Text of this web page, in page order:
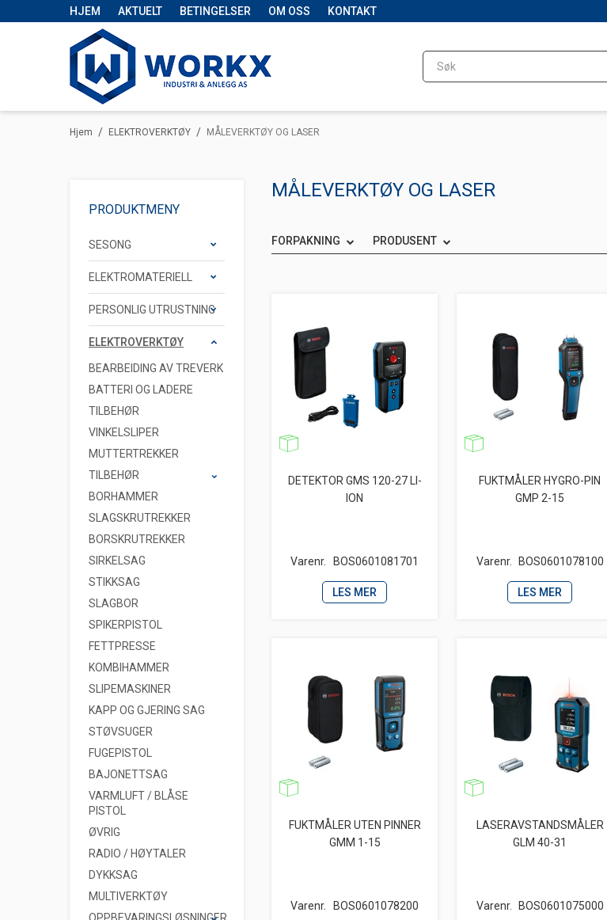
HJEM AKTUELT BETINGELSER OM OSS KONTAKT
/
Hjem /
ELEKTROVERKTØY MÅLEVERKTØY OG LASER
PRODUKTMENY
SESONG
ELEKTROMATERIELL
PERSONLIG UTRUSTNING
ELEKTROVERKTØY
BEARBEIDING AV TREVERK
BATTERI OG LADERE
TILBEHØR
VINKELSLIPER
MUTTERTREKKER
TILBEHØR
BORHAMMER
SLAGSKRUTREKKER
BORSKRUTREKKER
SIRKELSAG
STIKKSAG
SLAGBOR
SPIKERPISTOL
FETTPRESSE
KOMBIHAMMER
SLIPEMASKINER
KAPP OG GJERING SAG
STØVSUGER
FUGEPISTOL
BAJONETTSAG
VARMLUFT / BLÅSE
PISTOL
ØVRIG
RADIO / HØYTALER
DYKKSAG
MULTIVERKTØY
MÅLEVERKTØY OG LASER
FORPAKNING PRODUSENT
DETEKTOR GMS 120-27 LI-
ION
Varenr. BOS0601081701
LES MER
FUKTMÅLER HYGRO-PIN
GMP 2-15
Varenr. BOS0601078100
LES MER
FUKTMÅLER UTEN PINNER
GMM 1-15
Varenr. BOS0601078200
LASERAVSTANDSMÅLER
GLM 40-31
Varenr. BOS0601075000